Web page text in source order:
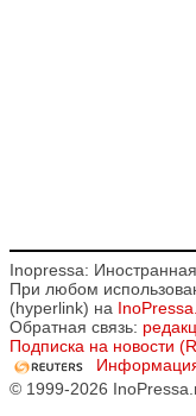
Inopressa:
При любом
(hyperlink) на
Обратная связь:
Подписка на новости
© 1999-2026